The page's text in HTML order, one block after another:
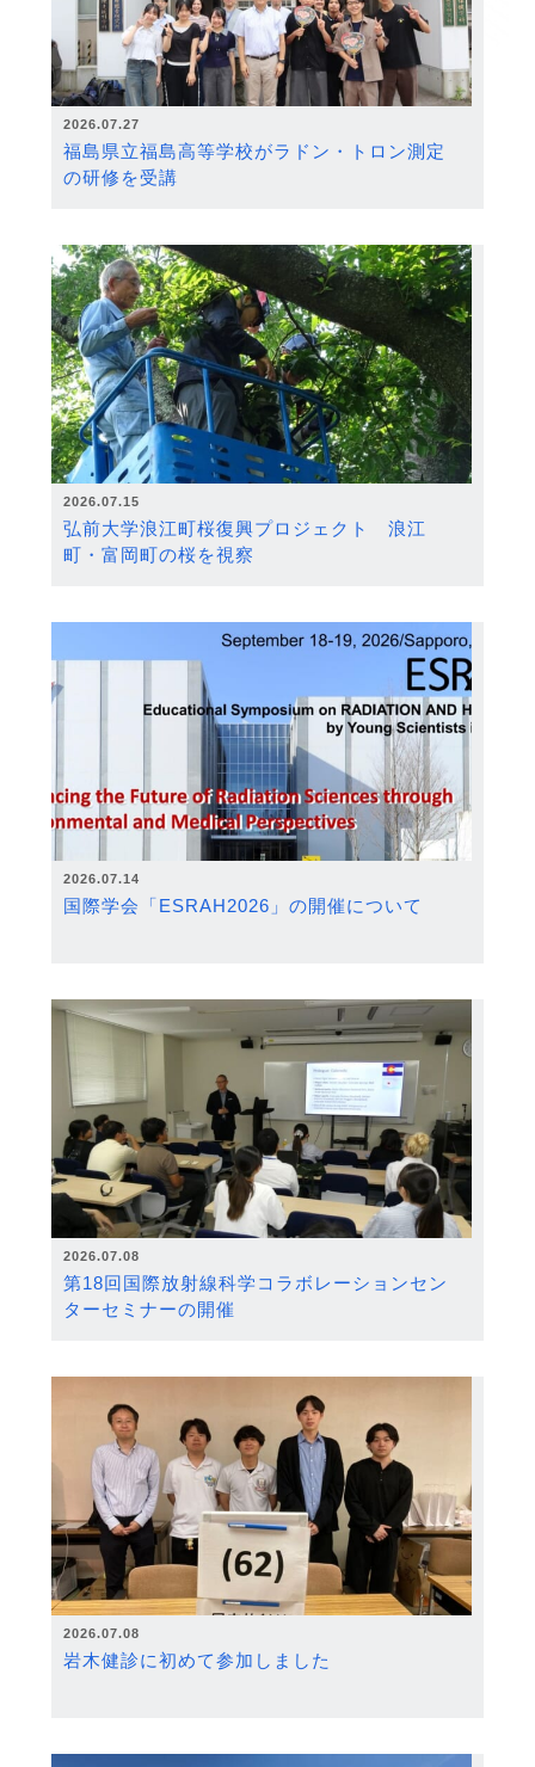
2026.07.27
福島県立福島高等学校がラドン・トロン測定
の研修を受講
2026.07.15
弘前大学浪江町桜復興プロジェクト 浪江
町・富岡町の桜を視察
2026.07.14
国際学会「ESRAH2026」の開催について
2026.07.08
第18回国際放射線科学コラボレーションセン
ターセミナーの開催
2026.07.08
岩木健診に初めて参加しました